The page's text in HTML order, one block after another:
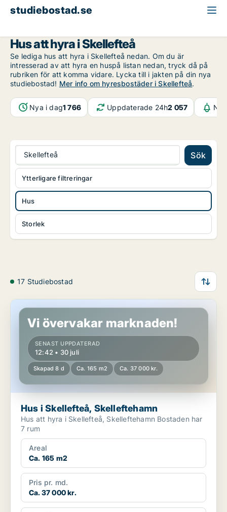
studiebostad.se
Hus att hyra i Skellefteå
Se lediga hus att hyra i Skellefteå nedan. Om du är
intresserad av att hyra en huspå listan nedan, tryck då på
rubriken för att komma vidare. Lycka till i jakten på din nya
studiebostad! Mer info om hyresbostäder i Skellefteå.
Nya i dag1 766 Uppdaterade 24h2 057
Skellefteå Sök
Hus
Storlek
Ytterligare filtreringar
17 Studiebostad
Hus i Skellefteå, Skelleftehamn
Vi övervakar marknaden!
SENAST UPPDATERAD
12:42 • 30 juli
Skapad 8 d Ca. 165 m2 Ca. 37 000 kr.
Hus i Skellefteå, Skelleftehamn
Hus att hyra i Skellefteå, Skelleftehamn Bostaden har
7 rum
Areal
Ca. 165 m2
Pris pr. md.
Ca. 37 000 kr.